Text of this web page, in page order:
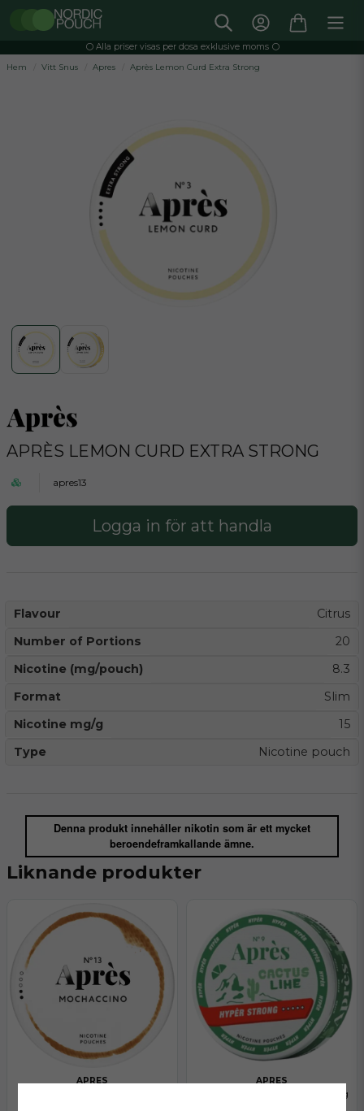
⚪️ Alla priser visas per dosa exklusive moms ⚪️
Hem
Vitt Snus Apres Après Lemon Curd Extra Strong
APRÈS LEMON CURD EXTRA STRONG
apres13
Logga in för att handla
Flavour
Citrus
Number of Portions
20
Nicotine (mg/pouch)
8.3
Format
Slim
Nicotine mg/g
15
Type
Nicotine pouch
Denna produkt innehåller nikotin som är ett mycket
beroendeframkallande ämne.
Liknande produkter
APRES APRES
Après Cactus Lime Hyper Strong